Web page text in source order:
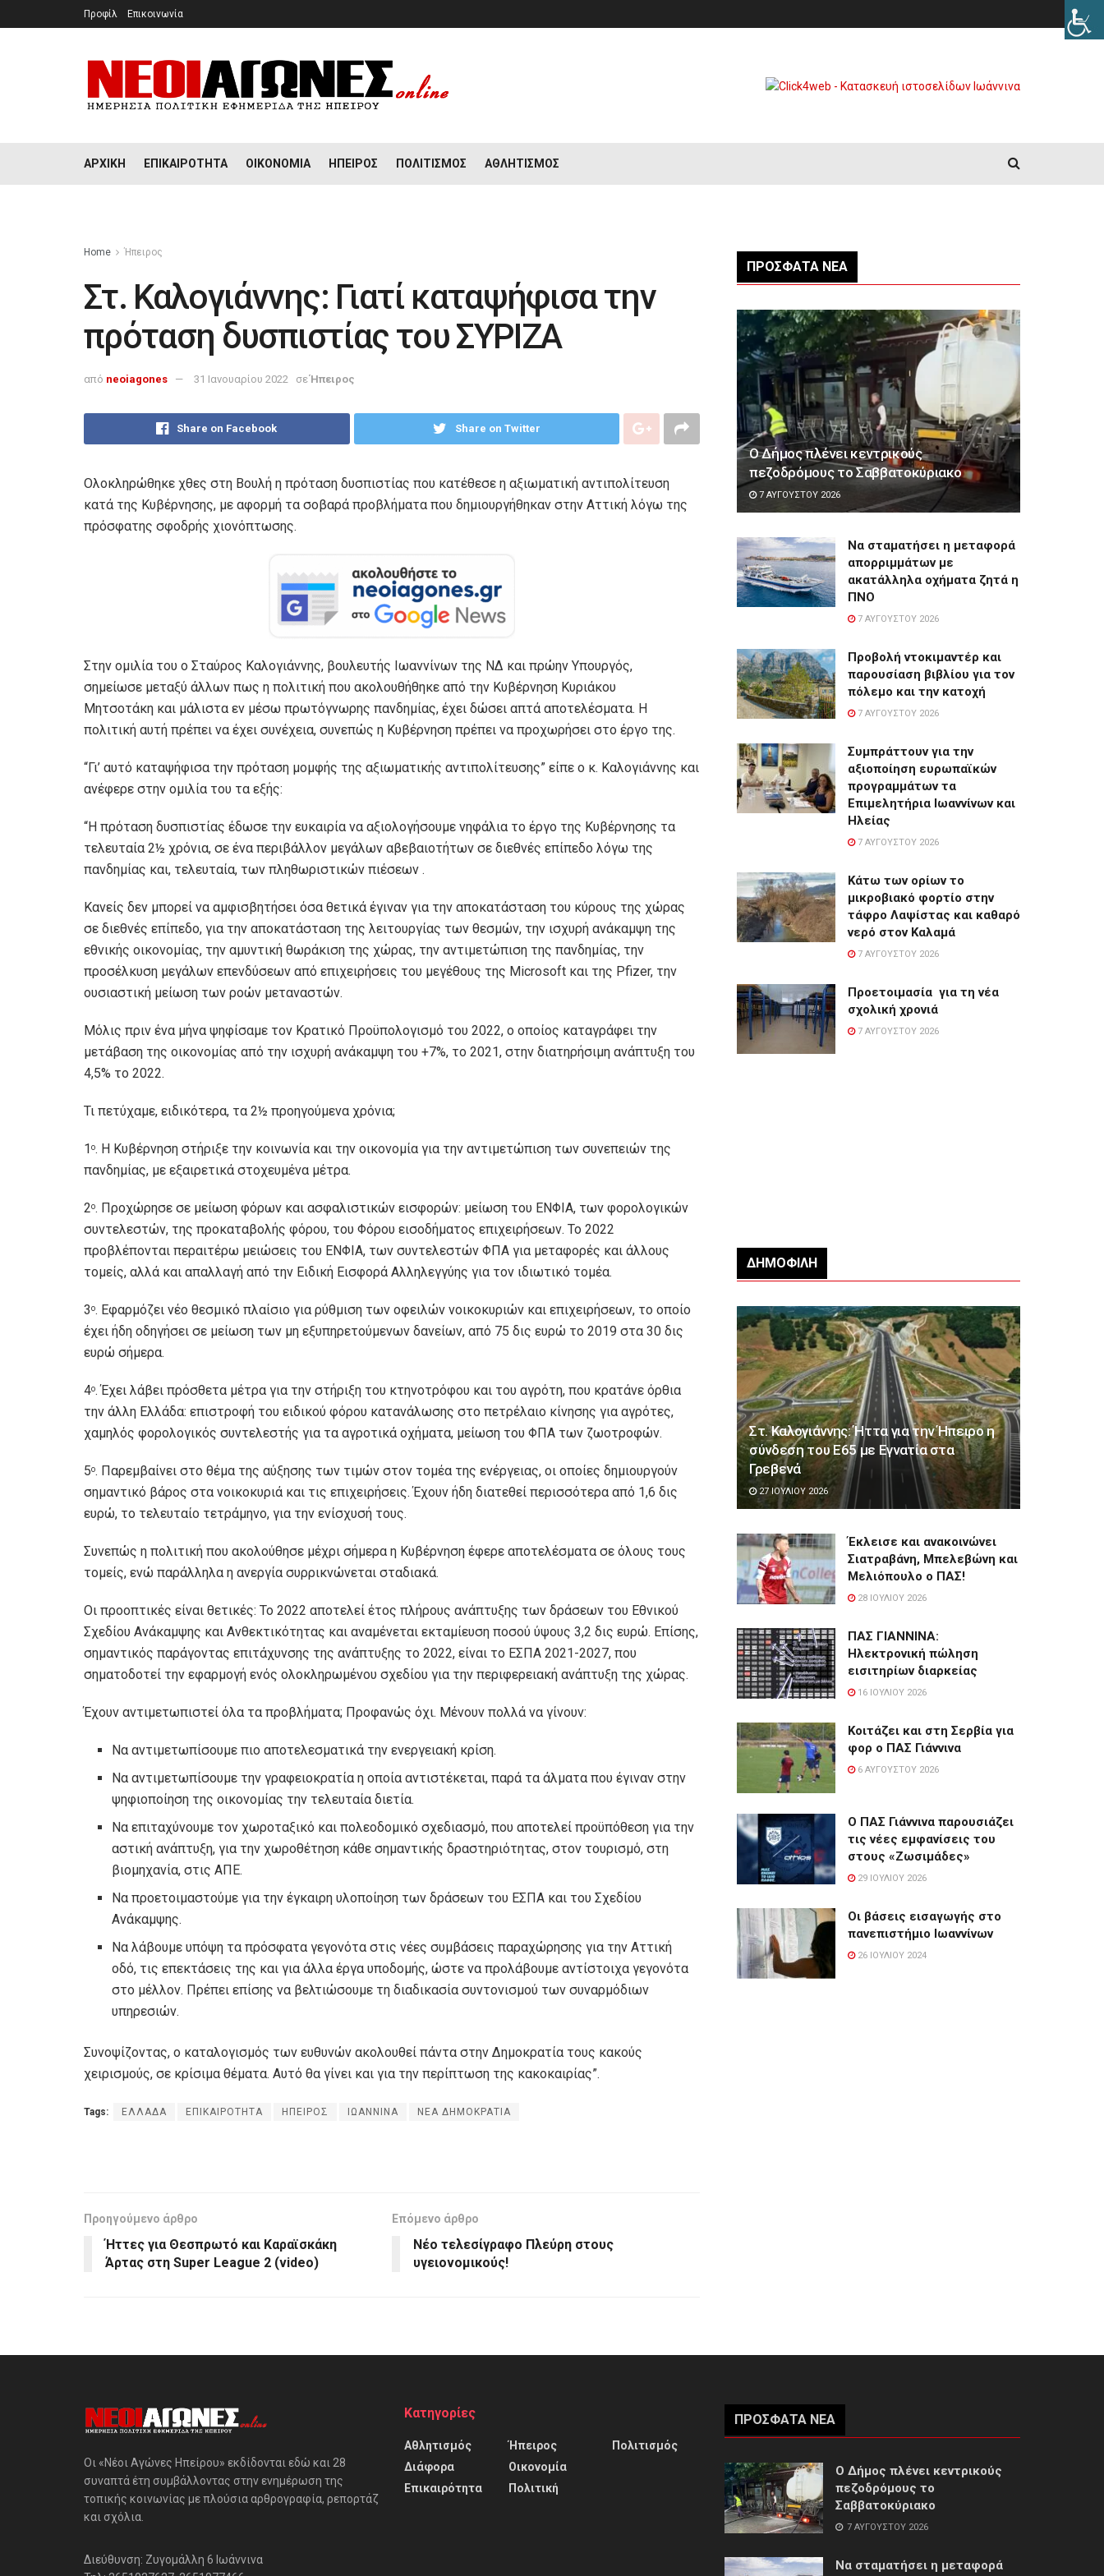
Προφίλ Επικοινωνία
ΑΡΧΙΚΉ ΕΠΙΚΑΙΡΌΤΗΤΑ ΟΙΚΟΝΟΜΊΑ ΉΠΕΙΡΟΣ ΠΟΛΙΤΙΣΜΌΣ ΑΘΛΗΤΙΣΜΌΣ
Home Ήπειρος
Στ. Καλογιάννης: Γιατί καταψήφισα την
πρόταση δυσπιστίας του ΣΥΡΙΖΑ
από neoiagones 31 Ιανουαρίου 2022 σε Ήπειρος
Share on Facebook Share on Twitter
Ολοκληρώθηκε χθες στη Βουλή η πρόταση δυσπιστίας που κατέθεσε η αξιωματική αντιπολίτευση
κατά της Κυβέρνησης, με αφορμή τα σοβαρά προβλήματα που δημιουργήθηκαν στην Αττική λόγω της
πρόσφατης σφοδρής χιονόπτωσης.
Στην ομιλία του ο Σταύρος Καλογιάννης, βουλευτής Ιωαννίνων της ΝΔ και πρώην Υπουργός,
σημείωσε μεταξύ άλλων πως η πολιτική που ακολουθήθηκε από την Κυβέρνηση Κυριάκου
Μητσοτάκη και μάλιστα εν μέσω πρωτόγνωρης πανδημίας, έχει δώσει απτά αποτελέσματα. Η
πολιτική αυτή πρέπει να έχει συνέχεια, συνεπώς η Κυβέρνηση πρέπει να προχωρήσει στο έργο της.
“Γι’ αυτό καταψήφισα την πρόταση μομφής της αξιωματικής αντιπολίτευσης” είπε ο κ. Καλογιάννης και
ανέφερε στην ομιλία του τα εξής:
“Η πρόταση δυσπιστίας έδωσε την ευκαιρία να αξιολογήσουμε νηφάλια το έργο της Κυβέρνησης τα
τελευταία 2½ χρόνια, σε ένα περιβάλλον μεγάλων αβεβαιοτήτων σε διεθνές επίπεδο λόγω της
πανδημίας και, τελευταία, των πληθωριστικών πιέσεων .
Κανείς δεν μπορεί να αμφισβητήσει όσα θετικά έγιναν για την αποκατάσταση του κύρους της χώρας
σε διεθνές επίπεδο, για την αποκατάσταση της λειτουργίας των θεσμών, την ισχυρή ανάκαμψη της
εθνικής οικονομίας, την αμυντική θωράκιση της χώρας, την αντιμετώπιση της πανδημίας, την
προσέλκυση μεγάλων επενδύσεων από επιχειρήσεις του μεγέθους της Microsoft και της Pfizer, την
ουσιαστική μείωση των ροών μεταναστών.
Μόλις πριν ένα μήνα ψηφίσαμε τον Κρατικό Προϋπολογισμό του 2022, ο οποίος καταγράφει την
μετάβαση της οικονομίας από την ισχυρή ανάκαμψη του +7%, το 2021, στην διατηρήσιμη ανάπτυξη του
4,5% το 2022.
Τι πετύχαμε, ειδικότερα, τα 2½ προηγούμενα χρόνια;
1ο. Η Κυβέρνηση στήριξε την κοινωνία και την οικονομία για την αντιμετώπιση των συνεπειών της
πανδημίας, με εξαιρετικά στοχευμένα μέτρα.
2ο. Προχώρησε σε μείωση φόρων και ασφαλιστικών εισφορών: μείωση του ΕΝΦΙΑ, των φορολογικών
συντελεστών, της προκαταβολής φόρου, του Φόρου εισοδήματος επιχειρήσεων. Το 2022
προβλέπονται περαιτέρω μειώσεις του ΕΝΦΙΑ, των συντελεστών ΦΠΑ για μεταφορές και άλλους
τομείς, αλλά και απαλλαγή από την Ειδική Εισφορά Αλληλεγγύης για τον ιδιωτικό τομέα.
3ο. Εφαρμόζει νέο θεσμικό πλαίσιο για ρύθμιση των οφειλών νοικοκυριών και επιχειρήσεων, το οποίο
έχει ήδη οδηγήσει σε μείωση των μη εξυπηρετούμενων δανείων, από 75 δις ευρώ το 2019 στα 30 δις
ευρώ σήμερα.
4ο. Έχει λάβει πρόσθετα μέτρα για την στήριξη του κτηνοτρόφου και του αγρότη, που κρατάνε όρθια
την άλλη Ελλάδα: επιστροφή του ειδικού φόρου κατανάλωσης στο πετρέλαιο κίνησης για αγρότες,
χαμηλός φορολογικός συντελεστής για τα αγροτικά οχήματα, μείωση του ΦΠΑ των ζωοτροφών.
5ο. Παρεμβαίνει στο θέμα της αύξησης των τιμών στον τομέα της ενέργειας, οι οποίες δημιουργούν
σημαντικό βάρος στα νοικοκυριά και τις επιχειρήσεις. Έχουν ήδη διατεθεί περισσότερα από 1,6 δις
ευρώ, το τελευταίο τετράμηνο, για την ενίσχυσή τους.
Συνεπώς η πολιτική που ακολούθησε μέχρι σήμερα η Κυβέρνηση έφερε αποτελέσματα σε όλους τους
τομείς, ενώ παράλληλα η ανεργία συρρικνώνεται σταδιακά.
Οι προοπτικές είναι θετικές: Το 2022 αποτελεί έτος πλήρους ανάπτυξης των δράσεων του Εθνικού
Σχεδίου Ανάκαμψης και Ανθεκτικότητας και αναμένεται εκταμίευση ποσού ύψους 3,2 δις ευρώ. Επίσης,
σημαντικός παράγοντας επιτάχυνσης της ανάπτυξης το 2022, είναι το ΕΣΠΑ 2021-2027, που
σηματοδοτεί την εφαρμογή ενός ολοκληρωμένου σχεδίου για την περιφερειακή ανάπτυξη της χώρας.
Έχουν αντιμετωπιστεί όλα τα προβλήματα; Προφανώς όχι. Μένουν πολλά να γίνουν:
Να αντιμετωπίσουμε πιο αποτελεσματικά την ενεργειακή κρίση.
Να αντιμετωπίσουμε την γραφειοκρατία η οποία αντιστέκεται, παρά τα άλματα που έγιναν στην
ψηφιοποίηση της οικονομίας την τελευταία διετία.
Να επιταχύνουμε τον χωροταξικό και πολεοδομικό σχεδιασμό, που αποτελεί προϋπόθεση για την
αστική ανάπτυξη, για την χωροθέτηση κάθε σημαντικής δραστηριότητας, στον τουρισμό, στη
βιομηχανία, στις ΑΠΕ.
Να προετοιμαστούμε για την έγκαιρη υλοποίηση των δράσεων του ΕΣΠΑ και του Σχεδίου
Ανάκαμψης.
Να λάβουμε υπόψη τα πρόσφατα γεγονότα στις νέες συμβάσεις παραχώρησης για την Αττική
οδό, τις επεκτάσεις της και για άλλα έργα υποδομής, ώστε να προλάβουμε αντίστοιχα γεγονότα
στο μέλλον. Πρέπει επίσης να βελτιώσουμε τη διαδικασία συντονισμού των συναρμόδιων
υπηρεσιών.
Συνοψίζοντας, ο καταλογισμός των ευθυνών ακολουθεί πάντα στην Δημοκρατία τους κακούς
χειρισμούς, σε κρίσιμα θέματα. Αυτό θα γίνει και για την περίπτωση της κακοκαιρίας”.
Tags: ΕΛΛΑΔΑ ΕΠΙΚΑΙΡΟΤΗΤΑ ΗΠΕΙΡΟΣ ΙΩΑΝΝΙΝΑ ΝΕΑ ΔΗΜΟΚΡΑΤΙΑ
Προηγούμενο άρθρο
Ήττες για Θεσπρωτό και Καραϊσκάκη
Άρτας στη Super League 2 (video)
Επόμενο άρθρο
Νέο τελεσίγραφο Πλεύρη στους
υγειονομικούς!
ΠΡΌΣΦΑΤΑ ΝΈΑ
Ο Δήμος πλένει κεντρικούς
πεζοδρόμους το Σαββατοκύριακο
7 ΑΥΓΟΎΣΤΟΥ 2026
Να σταματήσει η μεταφορά
απορριμμάτων με
ακατάλληλα οχήματα ζητά η
ΠΝΟ
7 ΑΥΓΟΎΣΤΟΥ 2026
Προβολή ντοκιμαντέρ και
παρουσίαση βιβλίου για τον
πόλεμο και την κατοχή
7 ΑΥΓΟΎΣΤΟΥ 2026
Συμπράττουν για την
αξιοποίηση ευρωπαϊκών
προγραμμάτων τα
Επιμελητήρια Ιωαννίνων και
Ηλείας
7 ΑΥΓΟΎΣΤΟΥ 2026
Κάτω των ορίων το
μικροβιακό φορτίο στην
τάφρο Λαψίστας και καθαρό
νερό στον Καλαμά
7 ΑΥΓΟΎΣΤΟΥ 2026
Προετοιμασία για τη νέα
σχολική χρονιά
7 ΑΥΓΟΎΣΤΟΥ 2026
ΔΗΜΟΦΙΛΉ
Στ. Καλογιάννης: Ήττα για την Ήπειρο η
σύνδεση του Ε65 με Εγνατία στα
Γρεβενά
27 ΙΟΥΛΊΟΥ 2026
Έκλεισε και ανακοινώνει
Σιατραβάνη, Μπελεβώνη και
Μελιόπουλο ο ΠΑΣ!
28 ΙΟΥΛΊΟΥ 2026
ΠΑΣ ΓΙΑΝΝΙΝΑ:
Hλεκτρονική πώληση
εισιτηρίων διαρκείας
16 ΙΟΥΛΊΟΥ 2026
Κοιτάζει και στη Σερβία για
φορ ο ΠΑΣ Γιάννινα
6 ΑΥΓΟΎΣΤΟΥ 2026
Ο ΠΑΣ Γιάννινα παρουσιάζει
τις νέες εμφανίσεις του
στους «Ζωσιμάδες»
29 ΙΟΥΛΊΟΥ 2026
Οι βάσεις εισαγωγής στο
πανεπιστήμιο Ιωαννίνων
26 ΙΟΥΛΊΟΥ 2024
Οι «Νέοι Αγώνες Ηπείρου» εκδίδονται εδώ και 28
συναπτά έτη συμβάλλοντας στην ενημέρωση της
τοπικής κοινωνίας με πλούσια αρθρογραφία, ρεπορτάζ
και σχόλια.
Διεύθυνση: Ζυγομάλλη 6 Ιωάννινα
Κατηγορίες
Αθλητισμός
Διάφορα
Επικαιρότητα
Ήπειρος
Οικονομία
Πολιτική
Πολιτισμός
ΠΡΌΣΦΑΤΑ ΝΈΑ
Ο Δήμος πλένει κεντρικούς
πεζοδρόμους το
Σαββατοκύριακο
7 ΑΥΓΟΎΣΤΟΥ 2026
Να σταματήσει η μεταφορά